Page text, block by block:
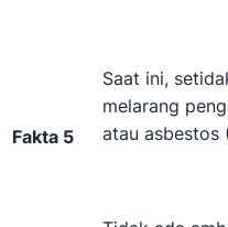
Fakta 5
Saat ini,
melarang
atau asbestos